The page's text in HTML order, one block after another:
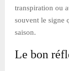
transpiration ou
souvent le signe
saison.
Le bon